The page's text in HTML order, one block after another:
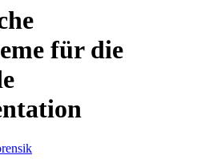
für die